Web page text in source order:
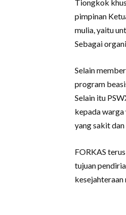
Tiongkok
pimpinan
mulia, yaitu
Sebagai
Selain
program
Selain itu
kepada warga
yang sakit
FORKAS
tujuan